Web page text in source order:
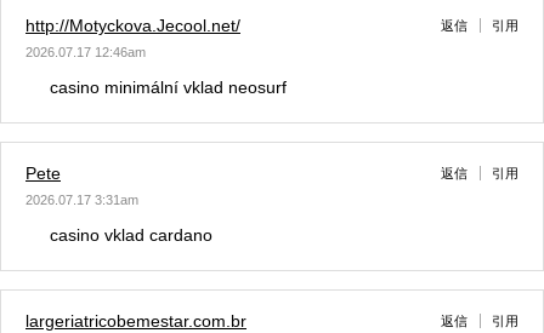
http://Motyckova.Jecool.net/
2026.07.17 12:46am
返信 引用
casino minimální vklad neosurf
Pete
2026.07.17 3:31am
返信 引用
casino vklad cardano
largeriatricobemestar.com.br 返信 引用